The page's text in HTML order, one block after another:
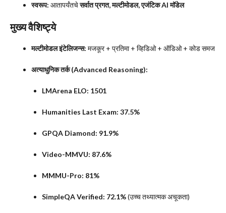
स्वरूप: आतापर्यंतचेसर्वात प्रगत, मल्टीमोडल, एजंटिक AI मॉडेल
मुख्य वैशिष्ट्ये
मल्टीमोडल इंटेलिजन्स: मजकूर + प्रतिमा + व्हिडिओ + ऑडिओ + कोड समज
अत्याधुनिक तर्क (Advanced Reasoning):
LMArena ELO: 1501
Humanities Last Exam: 37.5%
GPQA Diamond: 91.9%
Video-MMVU: 87.6%
MMMU-Pro: 81%
SimpleQA Verified: 72.1%(उच्च तथ्यात्मक अचूकता)